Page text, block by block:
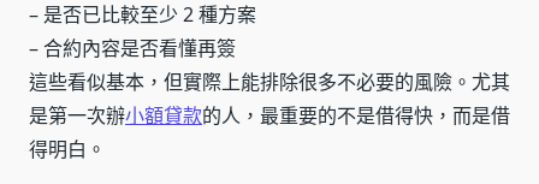
– 是否已比較至少 2 種方案
– 合約內容是否看懂再簽
這些看似基本，但實際上能排除很多不必要的風險。尤其
是第一次辦小額貸款的人，最重要的不是借得快，而是借
得明白。